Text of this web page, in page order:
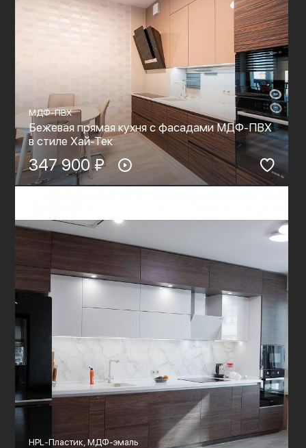
МДФ-ПВХ
Бежевая прямая кухня с фасадами МДФ-ПВХ
в стиле Хай-Тек
347 900 ₽
HPL-Пластик, МДФ-эмаль